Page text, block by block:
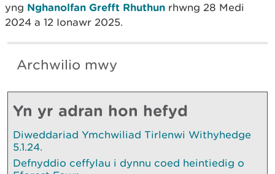
yng Nghanolfan Grefft Rhuthun rhwng 28 Medi
2024 a 12 Ionawr 2025.
Archwilio mwy
Yn yr adran hon hefyd
Diweddariad Ymchwiliad Tirlenwi Withyhedge
5.1.24.
Defnyddio ceffylau i dynnu coed heintiedig o